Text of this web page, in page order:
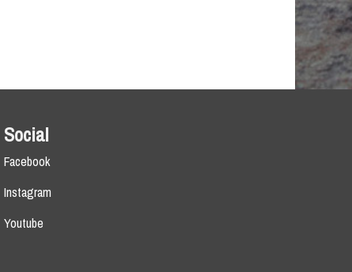
Social
Facebook
Instagram
Youtube